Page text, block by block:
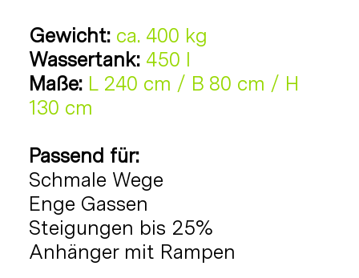
Gewicht: ca. 400 kg
Wassertank: 450 l
Maße: L 240 cm / B 80 cm / H
130 cm
Passend für:
Schmale Wege
Enge Gassen
Steigungen bis 25%
Anhänger mit Rampen